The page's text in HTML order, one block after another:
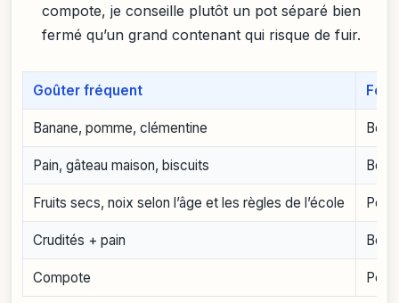
compote, je conseille plutôt un pot séparé bien
fermé qu’un grand contenant qui risque de fuir.
Goûter fréquent
Banane, pomme, clémentine
Pain, gâteau maison, biscuits
Fruits secs, noix selon l’âge et les règles de l’école
Crudités + pain
Compote Pot